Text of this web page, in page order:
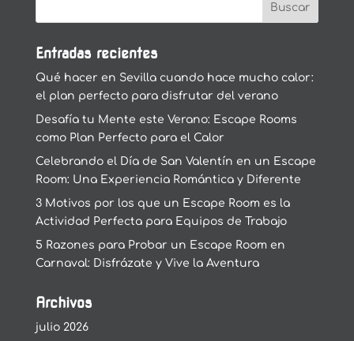
Entradas recientes
Qué hacer en Sevilla cuando hace mucho calor:
el plan perfecto para disfrutar del verano
Desafía tu Mente este Verano: Escape Rooms
como Plan Perfecto para el Calor
Celebrando el Día de San Valentín en un Escape
Room: Una Experiencia Romántica y Diferente
3 Motivos por los que un Escape Room es la
Actividad Perfecta para Equipos de Trabajo
5 Razones para Probar un Escape Room en
Carnaval: Disfrázate y Vive la Aventura
Archivos
julio 2026